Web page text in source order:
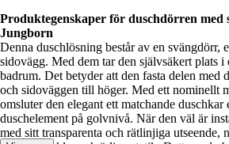
Produktegenskaper för duschdörren med
Jungborn
Denna duschlösning består av en svängdörr,
sidovägg. Med dem tar den självsäkert plats
badrum. Det betyder att den fasta delen med
och sidoväggen till höger. Med ett nominellt
omsluter den elegant ett matchande duschkar
duschelement på golvnivå. När den väl är
med sitt transparenta och rätlinjiga utseende,